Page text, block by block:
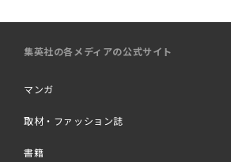
集英社の各メディアの公式サイト
マンガ
取材・ファッション誌
書籍